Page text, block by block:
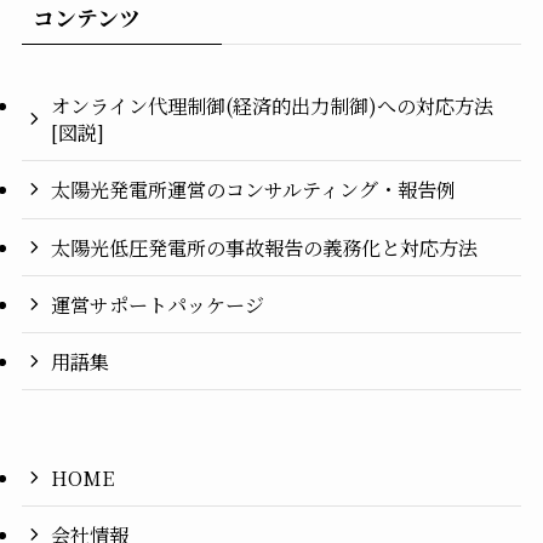
コンテンツ
オンライン代理制御(経済的出力制御)への対応方法
[図説]
太陽光発電所運営のコンサルティング・報告例
太陽光低圧発電所の事故報告の義務化と対応方法
運営サポートパッケージ
用語集
HOME
会社情報